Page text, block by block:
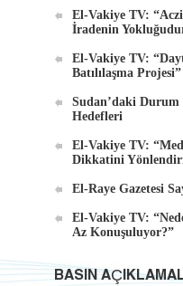
El-Vakiye TV:
İradenin
El-Vakiye TV:
Batılılaşma Projesi”
Sudan’daki Durum
Hedefleri
El-Vakiye TV:
Dikkatini
El-Raye Gazetesi
El-Vakiye TV:
Az Konuşuluyor?”
BASIN